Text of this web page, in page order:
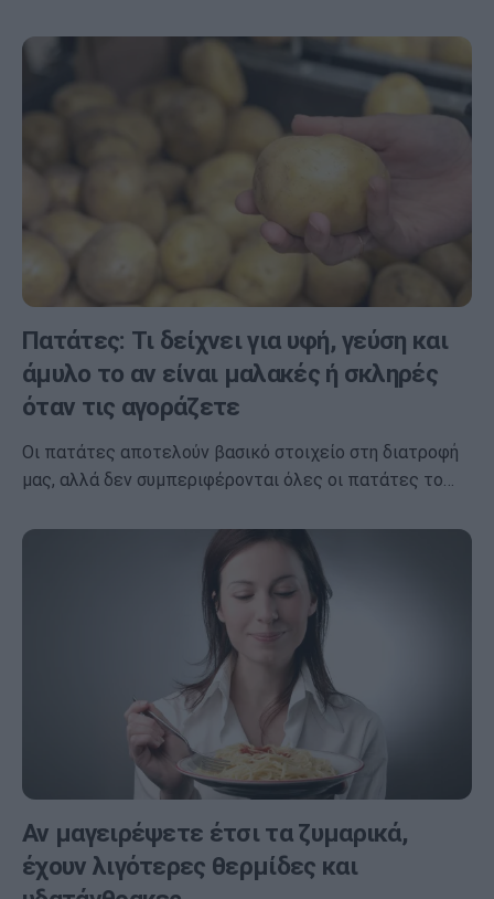
Πατάτες: Τι δείχνει για υφή, γεύση και
άμυλο το αν είναι μαλακές ή σκληρές
όταν τις αγοράζετε
Οι πατάτες αποτελούν βασικό στοιχείο στη διατροφή
μας, αλλά δεν συμπεριφέρονται όλες οι πατάτες το…
Αν μαγειρέψετε έτσι τα ζυμαρικά,
έχουν λιγότερες θερμίδες και